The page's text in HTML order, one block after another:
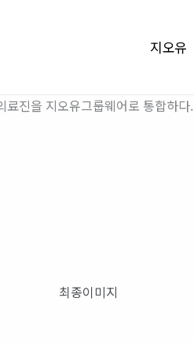
지오유
진을 지오유그룹웨어로 통합하다.